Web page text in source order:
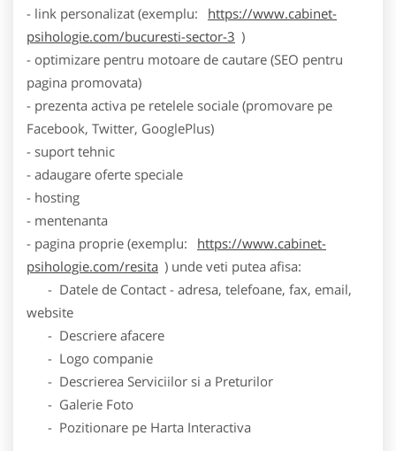
- link personalizat (exemplu:
https://www.cabinet-
psihologie.com/bucuresti-sector-3 )
- optimizare pentru motoare de cautare (SEO pentru
pagina promovata)
- prezenta activa pe retelele sociale (promovare pe
Facebook, Twitter, GooglePlus)
- suport tehnic
- adaugare oferte speciale
- hosting
- mentenanta
- pagina proprie (exemplu:
https://www.cabinet-
psihologie.com/resita ) unde veti putea afisa:
- Datele de Contact - adresa, telefoane, fax, email,
website
- Descriere afacere
- Logo companie
- Descrierea Serviciilor si a Preturilor
- Galerie Foto
- Pozitionare pe Harta Interactiva